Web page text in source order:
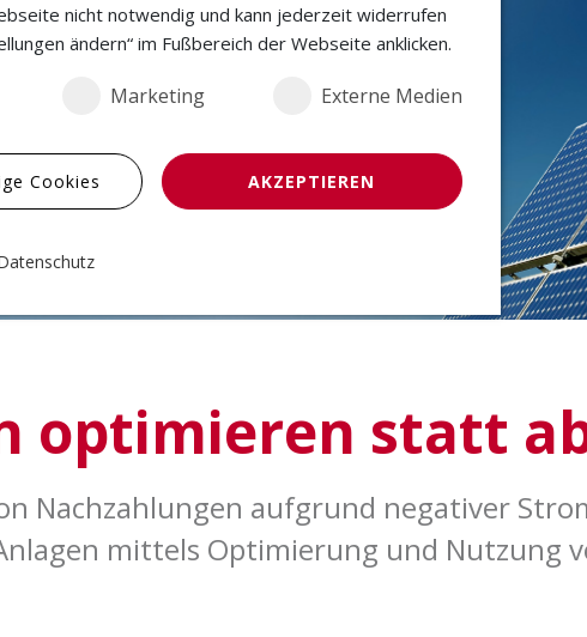
optimieren statt
Nachzahlungen aufgrund negativer
mittels Optimierung und Nutzung
nicht notwendig und kann jederzeit widerrufen
ändern“ im Fußbereich der Webseite anklicken.
Marketing Externe Medien
Cookies AKZEPTIEREN
und sind für die einwandfreie Funktion der
die ausgewählten Einverständnis-Optionen des